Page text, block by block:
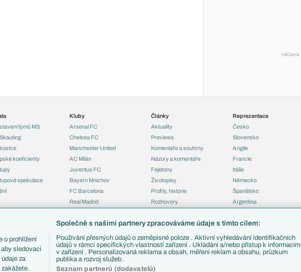
týmů MS
koeficienty
spekulace
Kluby
Arsenal FC
Chelsea FC
Manchester United
AC Milán
Juventus FC
Bayern Mnichov
FC Barcelona
Real Madrid
Články
Aktuality
Previews
Komentáře a souhrny
Názory a komentáře
Fejetony
Životopisy
Profily, historie
Rozhovory
Reprezentace
Česko
Slovensko
Anglie
Francie
Itálie
Německo
Španělsko
Argentina
Zápasy
Livescore
o prohlížení
aby sledovací
za
Společně s našimi partnery zpracováváme údaje s tímto cílem:
Používání přesných údajů o zeměpisné poloze . Aktivní vyhledávání identifikačních
údajů v rámci specifických vlastností zařízení . Ukládání a/nebo přístup k informacím
v zařízení . Personalizovaná reklama a obsah, měření reklam a obsahu, průzkum
publika a rozvoj služeb .
Seznam partnerů (dodavatelů)